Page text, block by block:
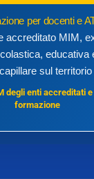
per docenti e
accreditato MIM,
educativa
sul territorio
degli enti accreditati
formazione